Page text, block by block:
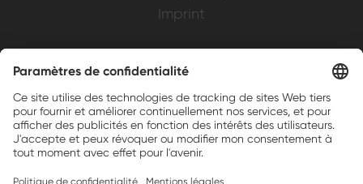
Imprint
Brands, Inc.
Companion brands: